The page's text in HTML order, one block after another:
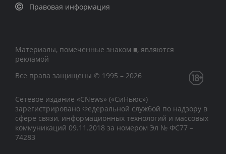
Правовая информация
Материалы, помеченные знаком ■, являются
рекламой
Все права защищены © 1995 – 2026
Сетевое издание «CNews» («СиНьюс»)
зарегистрировано Федеральной службой по надзору в
сфере связи, информационных технологий и массовых
коммуникаций 09.11.2018 за номером Эл № ФС77 –
74283